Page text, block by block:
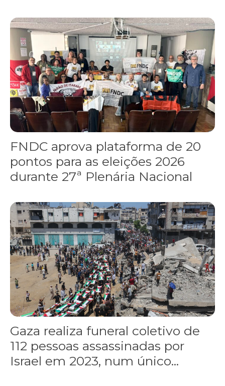
FNDC aprova plataforma de 20 pontos para as eleições 2026
FNDC aprova plataforma de 20
pontos para as eleições 2026
durante 27ª Plenária Nacional
Gaza realiza funeral coletivo de 112 pessoas assassinadas por
Gaza realiza funeral coletivo de
112 pessoas assassinadas por
Israel em 2023, num único...